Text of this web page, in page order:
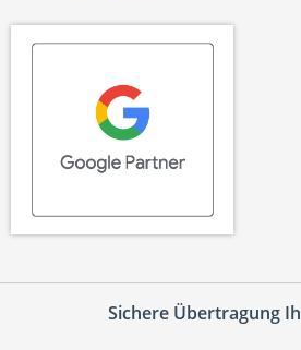
Sichere Übertragung